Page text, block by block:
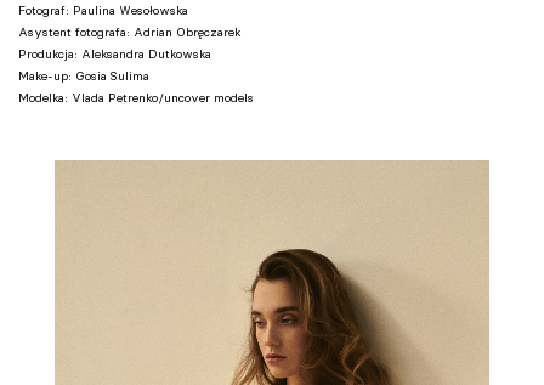
Fotograf: Paulina Wesołowska
Asystent fotografa: Adrian Obręczarek
Produkcja: Aleksandra Dutkowska
Make-up: Gosia Sulima
Modelka: Vlada Petrenko/uncover models